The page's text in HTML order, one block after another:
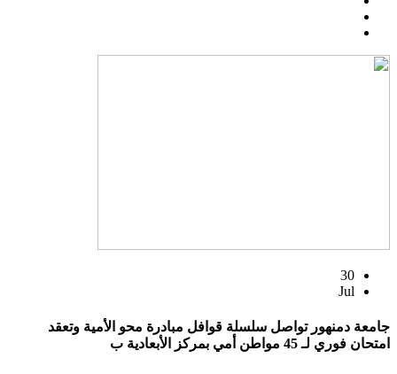
30
Jul
جامعة دمنهور تواصل سلسلة قوافل مبادرة محو الأمية وتعقد
امتحان فوري لـ 45 مواطن أمي بمركز الأبعادية ب